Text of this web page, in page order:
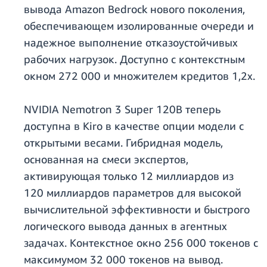
вывода Amazon Bedrock нового поколения,
обеспечивающем изолированные очереди и
надежное выполнение отказоустойчивых
рабочих нагрузок. Доступно с контекстным
окном 272 000 и множителем кредитов 1,2x.
NVIDIA Nemotron 3 Super 120B теперь
доступна в Kiro в качестве опции модели с
открытыми весами. Гибридная модель,
основанная на смеси экспертов,
активирующая только 12 миллиардов из
120 миллиардов параметров для высокой
вычислительной эффективности и быстрого
логического вывода данных в агентных
задачах. Контекстное окно 256 000 токенов с
максимумом 32 000 токенов на вывод.